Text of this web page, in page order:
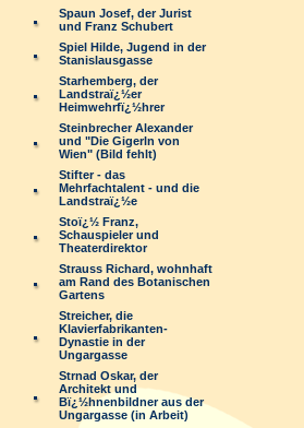
Spaun Josef, der Jurist
und Franz Schubert
Spiel Hilde, Jugend in der
Stanislausgasse
Starhemberg, der
Landstraï¿½er
Heimwehrfï¿½hrer
Steinbrecher Alexander
und "Die Gigerln von
Wien" (Bild fehlt)
Stifter - das
Mehrfachtalent - und die
Landstraï¿½e
Stoï¿½ Franz,
Schauspieler und
Theaterdirektor
Strauss Richard, wohnhaft
am Rand des Botanischen
Gartens
Streicher, die
Klavierfabrikanten-
Dynastie in der
Ungargasse
Strnad Oskar, der
Architekt und
Bï¿½hnenbildner aus der
Ungargasse (in Arbeit)